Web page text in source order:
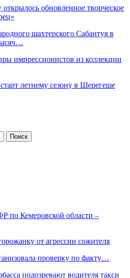
обновленное творческое
шахтерского Сабантуя в
импрессионистов из коллекции
летнему сезону в Шерегеше
по Кемеровской области –
от агрессии сожителя
проверку по факту…
подозревают водителя такси